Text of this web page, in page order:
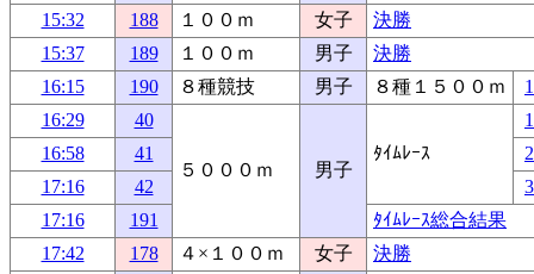
15:32
188 １００ｍ 女子
決勝
15:37
189 １００ｍ 男子
決勝
16:15
190 ８種競技 男子 ８種１５００ｍ
16:29
40
５０００ｍ 男子
ﾀｲﾑﾚｰｽ
16:58
41
17:16
42
17:16
191
ﾀｲﾑﾚｰｽ総合結果
17:42
178 ４×１００ｍ 女子
決勝